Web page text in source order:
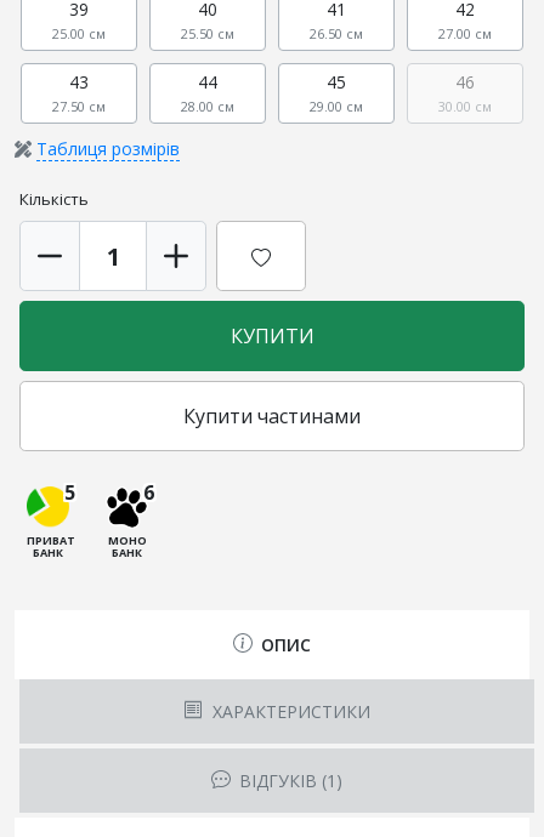
39
25.00 см
40
25.50 см
41
26.50 см
42
27.00 см
43
27.50 см
44
28.00 см
45
29.00 см
46
30.00 см
Таблиця розмірів
Кількість
КУПИТИ
Купити частинами
5
ПРИВАТ
БАНК
6
МОНО
БАНК
ОПИС
ХАРАКТЕРИСТИКИ
ВІДГУКІВ (1)